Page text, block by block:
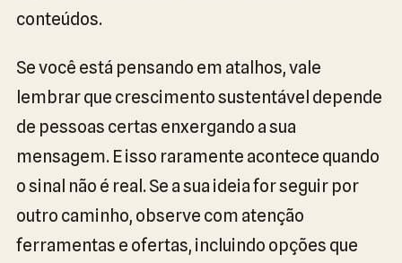
conteúdos.
Se você está pensando em atalhos, vale
lembrar que crescimento sustentável depende
de pessoas certas enxergando a sua
mensagem. E isso raramente acontece quando
o sinal não é real. Se a sua ideia for seguir por
outro caminho, observe com atenção
ferramentas e ofertas, incluindo opções que